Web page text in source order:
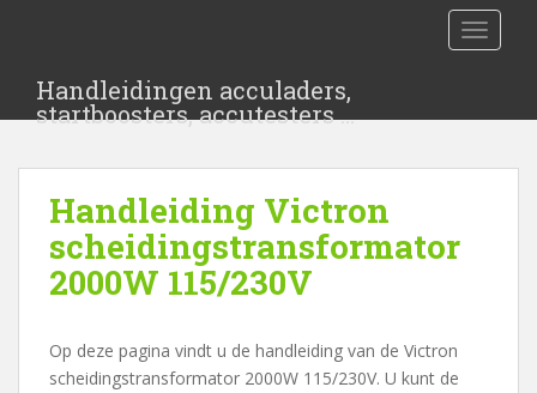
t
Handleidingen acculaders,
startboosters, accutesters …
Handleiding Victron
scheidingstransformator
2000W 115/230V
Op deze pagina vindt u de handleiding van de Victron
scheidingstransformator 2000W 115/230V. U kunt de